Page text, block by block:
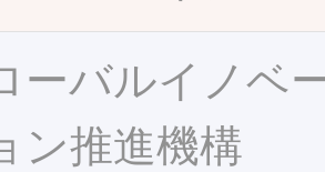
ーバルイノベ
ン推進機構